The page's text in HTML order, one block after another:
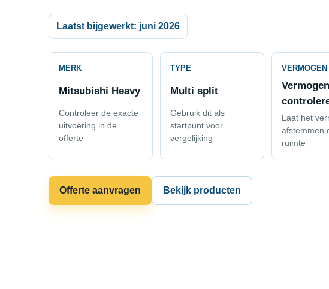
Laatst bijgewerkt: juni 2026
MERK
Mitsubishi Heavy
Controleer de exacte
uitvoering in de
offerte
TYPE
Multi split
Gebruik dit als
startpunt voor
vergelijking
VERMOGEN
Laat het
afstemmen
ruimte
Offerte aanvragen Bekijk producten